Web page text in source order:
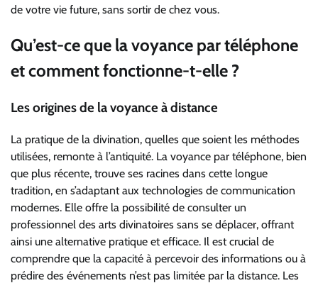
de votre vie future, sans sortir de chez vous.
Qu’est-ce que la voyance par téléphone
et comment fonctionne-t-elle ?
Les origines de la voyance à distance
La pratique de la divination, quelles que soient les méthodes
utilisées, remonte à l’antiquité. La voyance par téléphone, bien
que plus récente, trouve ses racines dans cette longue
tradition, en s’adaptant aux technologies de communication
modernes. Elle offre la possibilité de consulter un
professionnel des arts divinatoires sans se déplacer, offrant
ainsi une alternative pratique et efficace. Il est crucial de
comprendre que la capacité à percevoir des informations ou à
prédire des événements n’est pas limitée par la distance. Les